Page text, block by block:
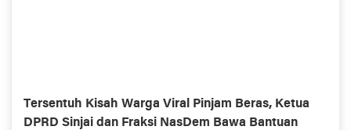
Tersentuh Kisah Warga Viral Pinjam Beras, Ketua
DPRD Sinjai dan Fraksi NasDem Bawa Bantuan